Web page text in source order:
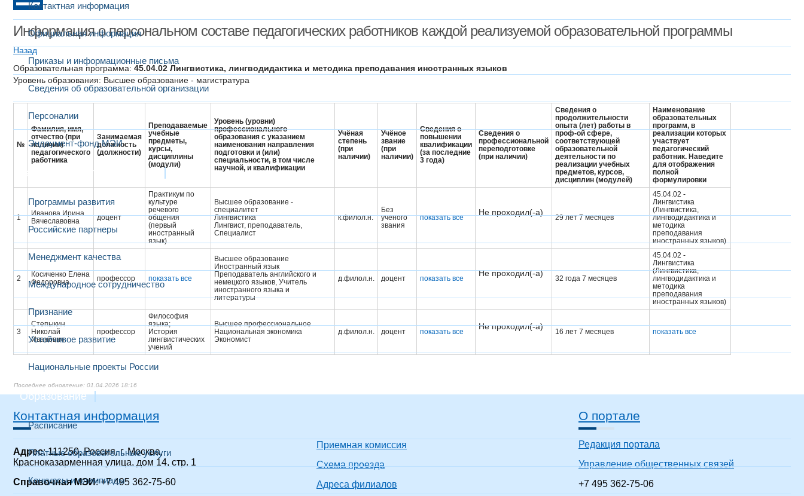
Контактная информация
Официальная информация
Приказы и информационные письма
Сведения об образовательной организации
Персоналии
Эндаумент-фонд МЭИ
Развитие и сотрудничество
Программы развития
Российские партнеры
Менеджмент качества
Международное сотрудничество
Признание
Устойчивое развитие
Национальные проекты России
Образование
Расписание
Платные образовательные услуги
Конкурсы и олимпиады
Информация о персональном составе педагогических работников каждой реализуемой образовательной программы
Назад
Образовательная программа: 45.04.02 Лингвистика, лингводидактика и методика преподавания иностранных языков
Уровень образования: Высшее образование - магистратура
№
Фамилия, имя,
отчество (при
наличии)
педагогического
работника
Занимаемая
должность
(должности)
Преподаваемые
учебные
предметы,
курсы,
дисциплины
(модули)
Уровень (уровни)
профессионального
образования с указанием
наименования направления
подготовки и (или)
специальности, в том числе
научной, и квалификации
Учёная
степень
(при
наличии)
Учёное
звание
(при
наличии)
Сведения о
повышении
квалификации
(за последние
3 года)
Сведения о
профессиональной
переподготовке
(при наличии)
Сведения о
продолжительности
опыта (лет) работы в
проф-ой сфере,
соответствующей
образовательной
деятельности по
реализации учебных
предметов, курсов,
дисциплин (модулей)
Наименование
образовательных
программ, в
реализации которых
участвует
педагогический
работник. Наведите
для отображения
полной
формулировки
1
Иванова Ирина
Вячеславовна
доцент
Практикум по
культуре
речевого
общения
(первый
иностранный
язык)
Высшее образование -
специалитет
Лингвистика
Лингвист, преподаватель,
Cпециалист
к.филол.н.
Без
ученого
звания
показать все
Не проходил(-а)
29 лет 7 месяцев
45.04.02 -
Лингвистика
(Лингвистика,
лингводидактика и
методика
преподавания
иностранных языков)
2
Косиченко Елена
Федоровна
профессор показать все
Высшее образование
Иностранный язык
Преподаватель английского и
немецкого языков, Учитель
иностранного языка и
литературы
д.филол.н. доцент показать все
Не проходил(-а)
32 года 7 месяцев
45.04.02 -
Лингвистика
(Лингвистика,
лингводидактика и
методика
преподавания
иностранных языков)
3
Степыкин
Николай
Иванович
профессор
Философия
языка;
История
лингвистических
учений
Высшее профессиональное
Национальная экономика
Экономист
д.филол.н. доцент показать все
Не проходил(-а)
16 лет 7 месяцев показать все
01.04.2026 18:16
Контактная информация
Адрес: 111250, Россия, г. Москва,
Красноказарменная улица, дом 14, стр. 1
Справочная МЭИ: +7 495 362-75-60
Приемная комиссия
Схема проезда
Адреса филиалов
О портале
Редакция портала
Управление общественных связей
+7 495 362-75-06